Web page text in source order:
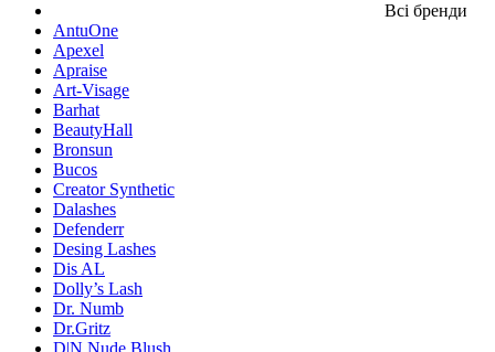
Всі бренди
AntuOne
Apexel
Apraise
Art-Visage
Barhat
BeautyHall
Bronsun
Bucos
Creator Synthetic
Dalashes
Defenderr
Desing Lashes
Dis AL
Dolly’s Lash
Dr. Numb
Dr.Gritz
D|N Nude Blush